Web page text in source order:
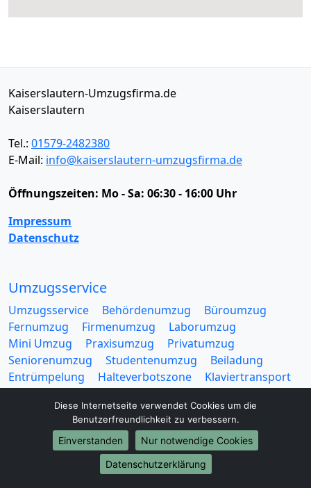
Kaiserslautern-Umzugsfirma.de
Kaiserslautern
Tel.: 01579-2482380
E-Mail: info@kaiserslautern-umzugsfirma.de
Öffnungszeiten: Mo - Sa: 06:30 - 16:00 Uhr
Impressum
Datenschutz
Umzugsservice
Umzugsservice Behördenumzug
Büroumzug
Fernumzug
Firmenumzug
Laborumzug
Mini Umzug
Praxisumzug
Privatumzug
Seniorenumzug
Studentenumzug
Beiladung
Entrümpelung
Halteverbotszone
Klaviertransport
Möbelmitfahrzentrale
Umzugskartons
Diese Internetseite verwendet Cookies um die
Benutzerfreundlichkeit zu verbessern.
Einverstanden
Nur notwendige Cookies
Datenschutzerklärung